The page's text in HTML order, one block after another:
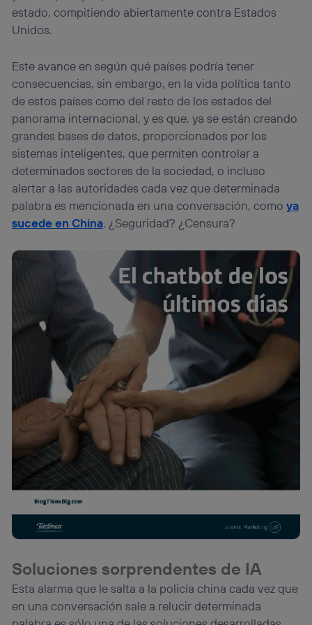
estado, compitiendo abiertamente contra Estados
Unidos.
Este avance en según qué países podría tener
consecuencias, sin embargo, en la vida política tanto
de estos países como del resto de los estados del
panorama internacional, y es que, ya se están creando
grandes bases de datos, proporcionados por los
sistemas inteligentes, que permiten controlar a
determinados sectores de la sociedad, o incluso
alertar a las autoridades cada vez que determinada
palabra es mencionada en una conversación, comoya
sucede en China. ¿Seguridad? ¿Censura?
Soluciones sorprendentes de IA
Esta alarma que le salta a la policía china cada vez que
en una conversación sale a relucir determinada
telecomunicaciones vinculada a la conexión que utilizas
(p. ej., número de teléfono móvil).
consienta el uso de la tecnología recibirá el mismo
identificador. Típicamente:
Si utilizas unaconexión de banda ancha(p. ej., Wi-Fi),
el marketing o análisis se realizará en función de las
actividades de navegación de los miembros del hogar
que hayan dado su consentimiento.
Si utilizasdatos móviles, el marketing será más
personalizado, ya que se basará únicamente en la
navegación del usuario del móvil.
Puedes gestionar los consentimientos Utiq seleccionando
“Administrar Utiq” en la parte inferior de esta página web o
visitando el portal de privacidad de Utiq
la
política de privacidad de Utiq